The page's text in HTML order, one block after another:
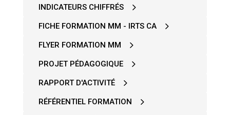
INDICATEURS CHIFFRÉS
FICHE FORMATION MM - IRTS CA
FLYER FORMATION MM
PROJET PÉDAGOGIQUE
RAPPORT D'ACTIVITÉ
RÉFÉRENTIEL FORMATION